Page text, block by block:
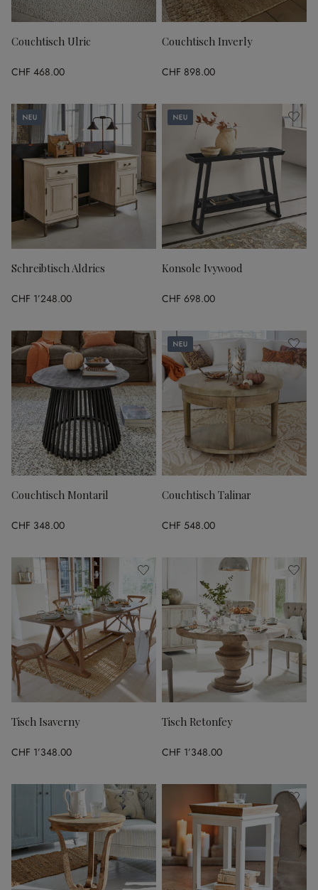
Couchtisch Ulric
CHF 468.00
Couchtisch Inverly
CHF 898.00
Neu
Schreibtisch Aldrics
CHF 1’248.00
Neu
Konsole Ivywood
CHF 698.00
Couchtisch Montaril
CHF 348.00
Neu
Couchtisch Talinar
CHF 548.00
Tisch Isaverny
CHF 1’348.00
Tisch Retonfey
CHF 1’348.00